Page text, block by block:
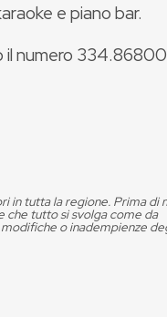
e piano bar.
numero
in tutta la regione. Prima di
che tutto si svolga come da
o inadempienze